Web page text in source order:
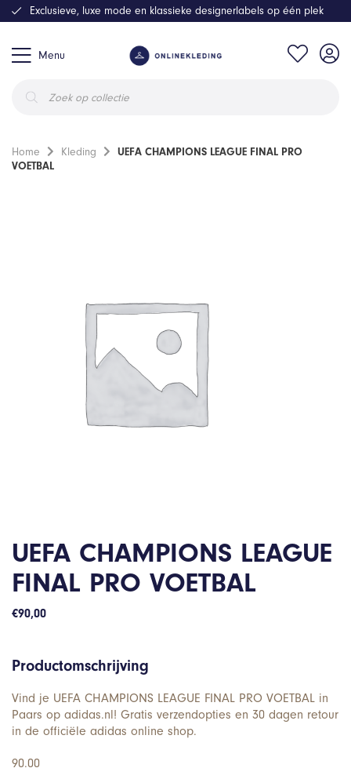
Menu
zoeken
Exclusieve, luxe mode en klassieke designerlabels op één plek
Home Kleding
UEFA CHAMPIONS LEAGUE FINAL PRO
VOETBAL
UEFA CHAMPIONS LEAGUE
FINAL PRO VOETBAL
€90,00
Productomschrijving
Vind je UEFA CHAMPIONS LEAGUE FINAL PRO VOETBAL in
Paars op adidas.nl! Gratis verzendopties en 30 dagen retour
in de officiële adidas online shop.
90.00